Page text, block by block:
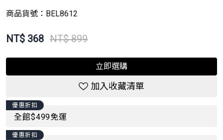
商品貨號： BEL8612
NT$ 368 NT$ 899
立即選購
加入收藏清單
優惠折扣
全館$499免運
優惠折扣